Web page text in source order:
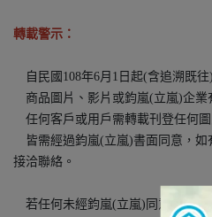
轉載警示：
自民國108年6月1日起(含追溯既
商品圖片、影片或鈞嵐(立嵐)企業
任何客戶或用戶需轉載刊登任何圖
皆需經過鈞嵐(立嵐)書面同意，如
接洽聯絡。
若任何未經鈞嵐(立嵐)同意即任意